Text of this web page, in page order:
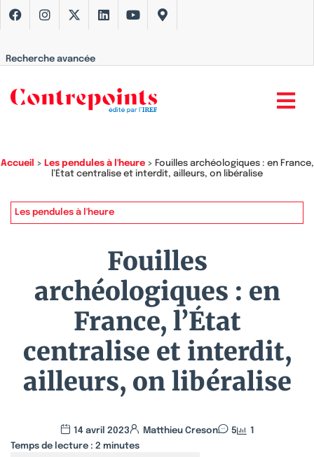
Recherche avancée
Accueil > Les pendules à l'heure> Fouilles archéologiques : en France,
l’État centralise et interdit, ailleurs, on libéralise
Les pendules à l'heure
Fouilles
archéologiques : en
France, l’État
centralise et interdit,
ailleurs, on libéralise
14 avril 2023 Matthieu Creson 5
1
Temps de lecture : 2 minutes